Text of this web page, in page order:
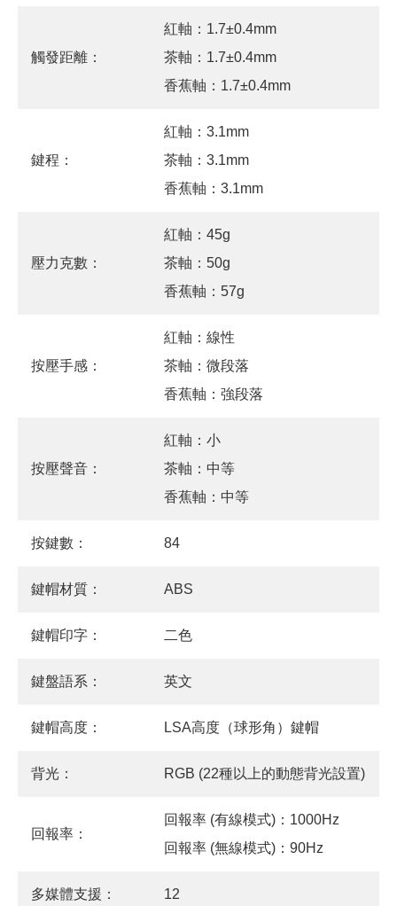
觸發距離：
紅軸：1.7±0.4mm
茶軸：1.7±0.4mm
香蕉軸：1.7±0.4mm
鍵程：
紅軸：3.1mm
茶軸：3.1mm
香蕉軸：3.1mm
壓力克數：
紅軸：45g
茶軸：50g
香蕉軸：57g
按壓手感：
紅軸：線性
茶軸：微段落
香蕉軸：強段落
按壓聲音：
紅軸：小
茶軸：中等
香蕉軸：中等
按鍵數： 84
鍵帽材質： ABS
鍵帽印字： 二色
鍵盤語系： 英文
鍵帽高度： LSA高度（球形角）鍵帽
背光： RGB (22種以上的動態背光設置)
回報率：
回報率 (有線模式)：1000Hz
回報率 (無線模式)：90Hz
多媒體支援： 12